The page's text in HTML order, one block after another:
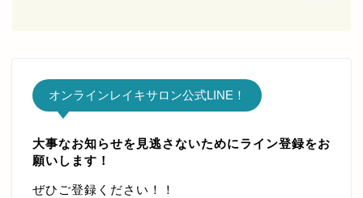
オンラインレイキサロン公式LINE！
大事なお知らせを見逃さないためにライン登録をお
願いします！
ぜひご登録ください！！